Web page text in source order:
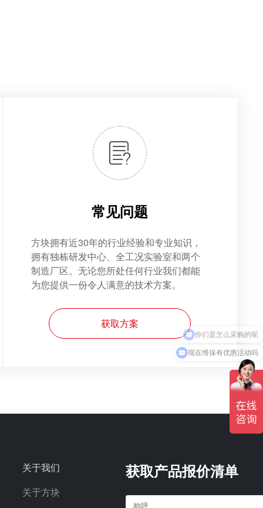
常见问题
方块拥有近30年的行业经验和专业知识，
拥有独栋研发中心、全工况实验室和两个
制造厂区。无论您所处任何行业我们都能
为您提供一份令人满意的技术方案。
获取方案
关于我们
关于方块
获取产品报价清单
现在维保有优惠活动吗